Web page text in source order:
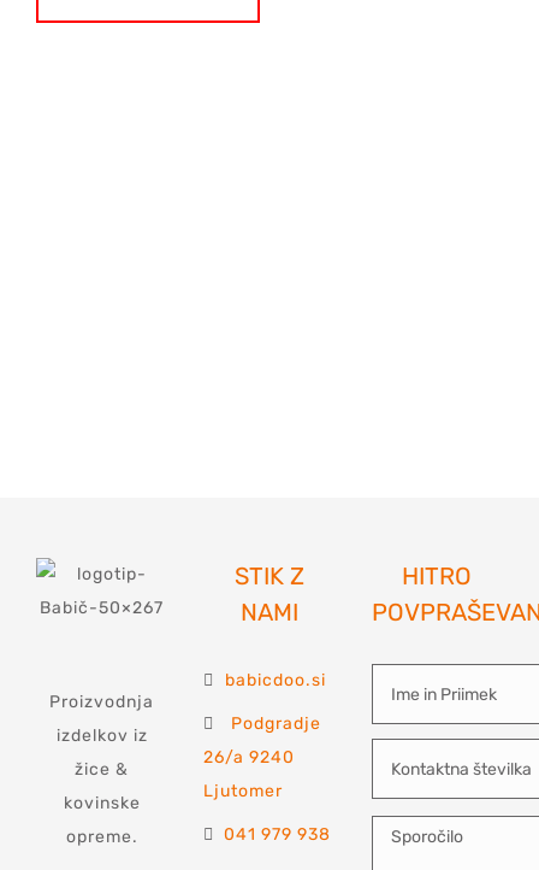
Proizvodnja
izdelkov iz
žice &
kovinske
opreme.
STIK Z
NAMI
babicdoo.si
Podgradje
26/a 9240
Ljutomer
041 979 938
HITRO